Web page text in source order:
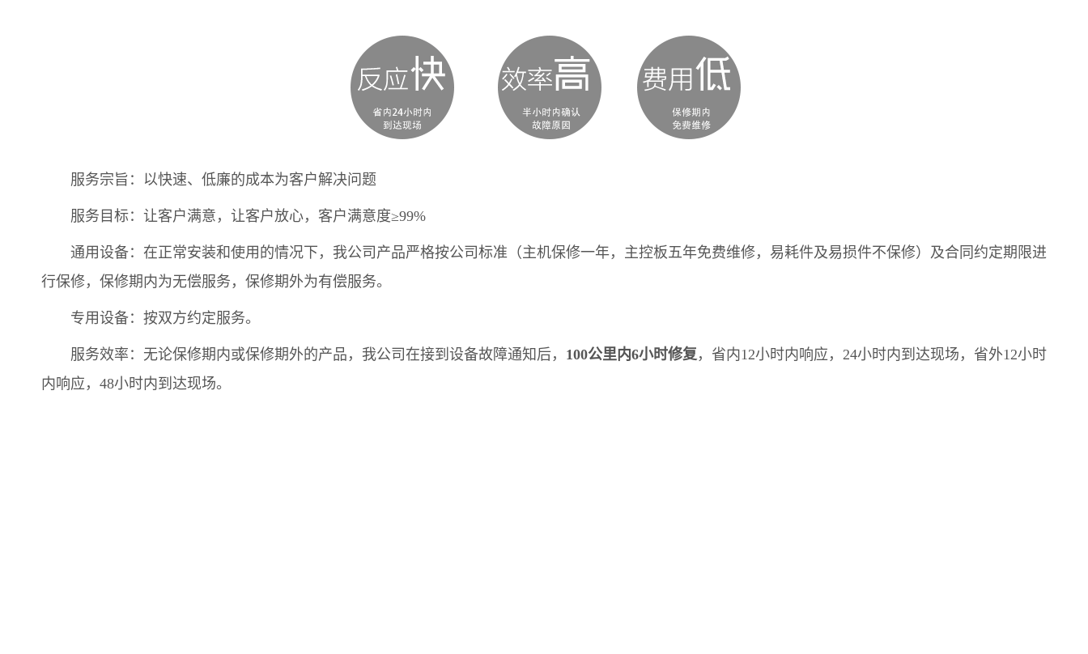
服务宗旨：以快速、低廉的成本为客户解决问题
服务目标：让客户满意，让客户放心，客户满意度≥99%
通用设备：在正常安装和使用的情况下，我公司产品严格按公司标准（主机保修一年，主控板五年免费维修，易耗件及易损件不保修）及合同约定期限进
行保修，保修期内为无偿服务，保修期外为有偿服务。
专用设备：按双方约定服务。
服务效率：无论保修期内或保修期外的产品，我公司在接到设备故障通知后， 100公里内6小时修复，省内12小时内响应，24小时内到达现场，省外12小时
内响应，48小时内到达现场。